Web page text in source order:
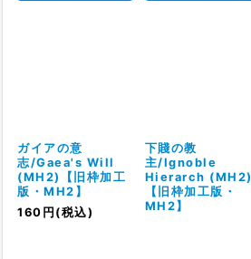
ガイアの意
志/Gaea's Will
(MH2)【旧枠加工
版・MH2】
160 円 (税込)
下賤の教
主/Ignoble
Hierarch (MH2)
【旧枠加工版・
MH2】